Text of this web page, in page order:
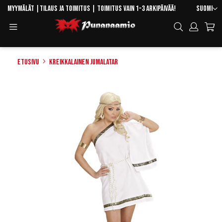
Skip
Content
Kieli
Suomi
Myymälät Tilaus ja toimitus | Toimitus vain 1-3 arkipäivää!
Hae
Etusivu Kreikkalainen jumalatar